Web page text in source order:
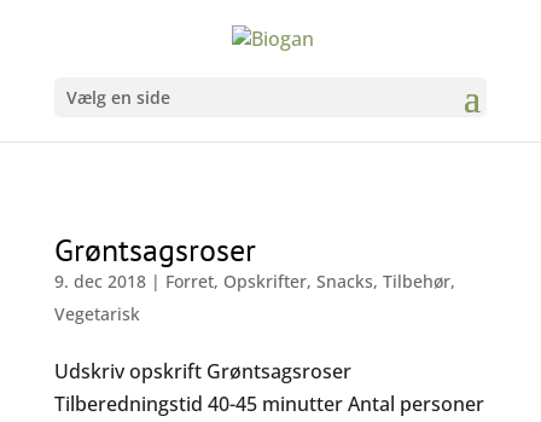
Vælg en side
Grøntsagsroser
9. dec 2018| Forret, Opskrifter, Snacks, Tilbehør,
Vegetarisk
Udskriv opskrift Grøntsagsroser
Tilberedningstid 40-45 minutter Antal personer